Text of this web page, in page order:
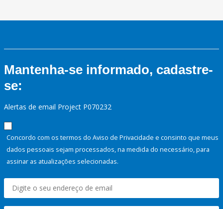
Mantenha-se informado, cadastre-
se:
Alertas de email Project P070232
Concordo com os termos do Aviso de Privacidade e consinto que meus
dados pessoais sejam processados, na medida do necessário, para
assinar as atualizações selecionadas.